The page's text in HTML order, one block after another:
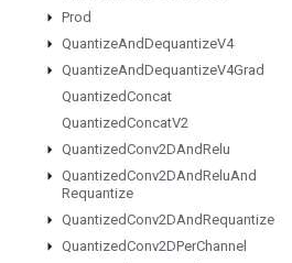
Prod
QuantizeAndDequantizeV4
QuantizeAndDequantizeV4Grad
QuantizedConcat
QuantizedConcatV2
QuantizedConv2DAndRelu
QuantizedConv2DAndReluAnd
Requantize
QuantizedConv2DAndRequantize
QuantizedConv2DPerChannel